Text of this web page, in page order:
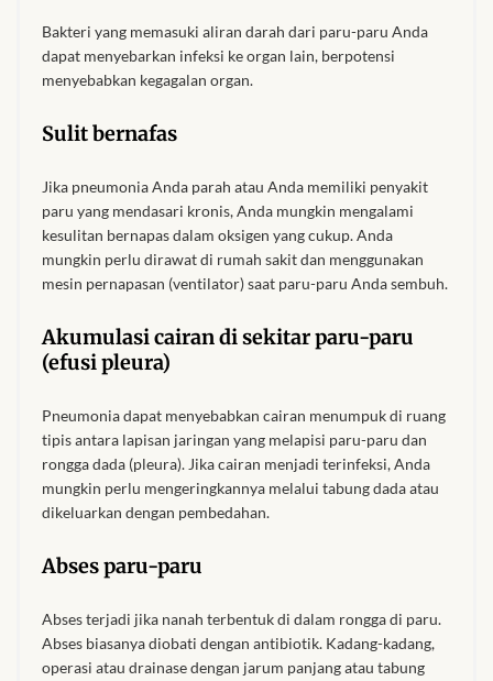
African women’s Kaftans &
Swimsuits
African women’s Trousers &
Pants
Contact Us
Bakteri yang memasuki aliran darah dari paru-paru Anda
dapat menyebarkan infeksi ke organ lain, berpotensi
menyebabkan kegagalan organ.
Sulit bernafas
Jika pneumonia Anda parah atau Anda memiliki penyakit
paru yang mendasari kronis, Anda mungkin mengalami
kesulitan bernapas dalam oksigen yang cukup. Anda
mungkin perlu dirawat di rumah sakit dan menggunakan
mesin pernapasan (ventilator) saat paru-paru Anda sembuh.
Akumulasi cairan di sekitar paru-paru
(efusi pleura)
Pneumonia dapat menyebabkan cairan menumpuk di ruang
tipis antara lapisan jaringan yang melapisi paru-paru dan
rongga dada (pleura). Jika cairan menjadi terinfeksi, Anda
mungkin perlu mengeringkannya melalui tabung dada atau
dikeluarkan dengan pembedahan.
Abses paru-paru
Abses terjadi jika nanah terbentuk di dalam rongga di paru.
Abses biasanya diobati dengan antibiotik. Kadang-kadang,
operasi atau drainase dengan jarum panjang atau tabung